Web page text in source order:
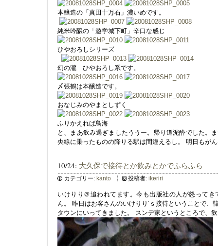
本醸造の「真田十万石」濃いめです。
純米吟醸の「遊学城下町」辛口な感じ
ひやおろしシリーズ
幻の瀧 ひやおろし系です。
〆張鶴は本醸造です。
おなじみのやまとしずく
ふりかえれば鳥海
と、まあ飲み過ぎましたううー。帰り道泥酔でした。
央線に乗ったものの降りる駅は間違えるし。 明日もが
10/24: 大久保で接待とか飲みとかでふらふら
カテゴリー: kanto 投稿者: ikeriri
いけりり＠追われてます。今も出版社の人が怒って
ん。 昨日はお客さんのいけりり’ｓ接待ということで、
タウンにいってきました。 スンデ家というところで、